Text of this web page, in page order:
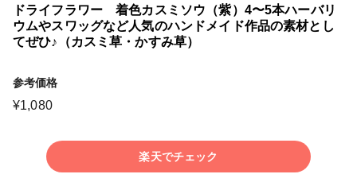
ドライフラワー 着色カスミソウ（紫）4〜5本ハーバリ
ウムやスワッグなど人気のハンドメイド作品の素材とし
てぜひ♪（カスミ草・かすみ草）
参考価格
¥1,080
楽天でチェック